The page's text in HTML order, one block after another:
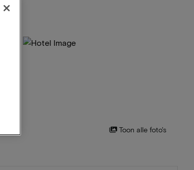
Toon alle foto's